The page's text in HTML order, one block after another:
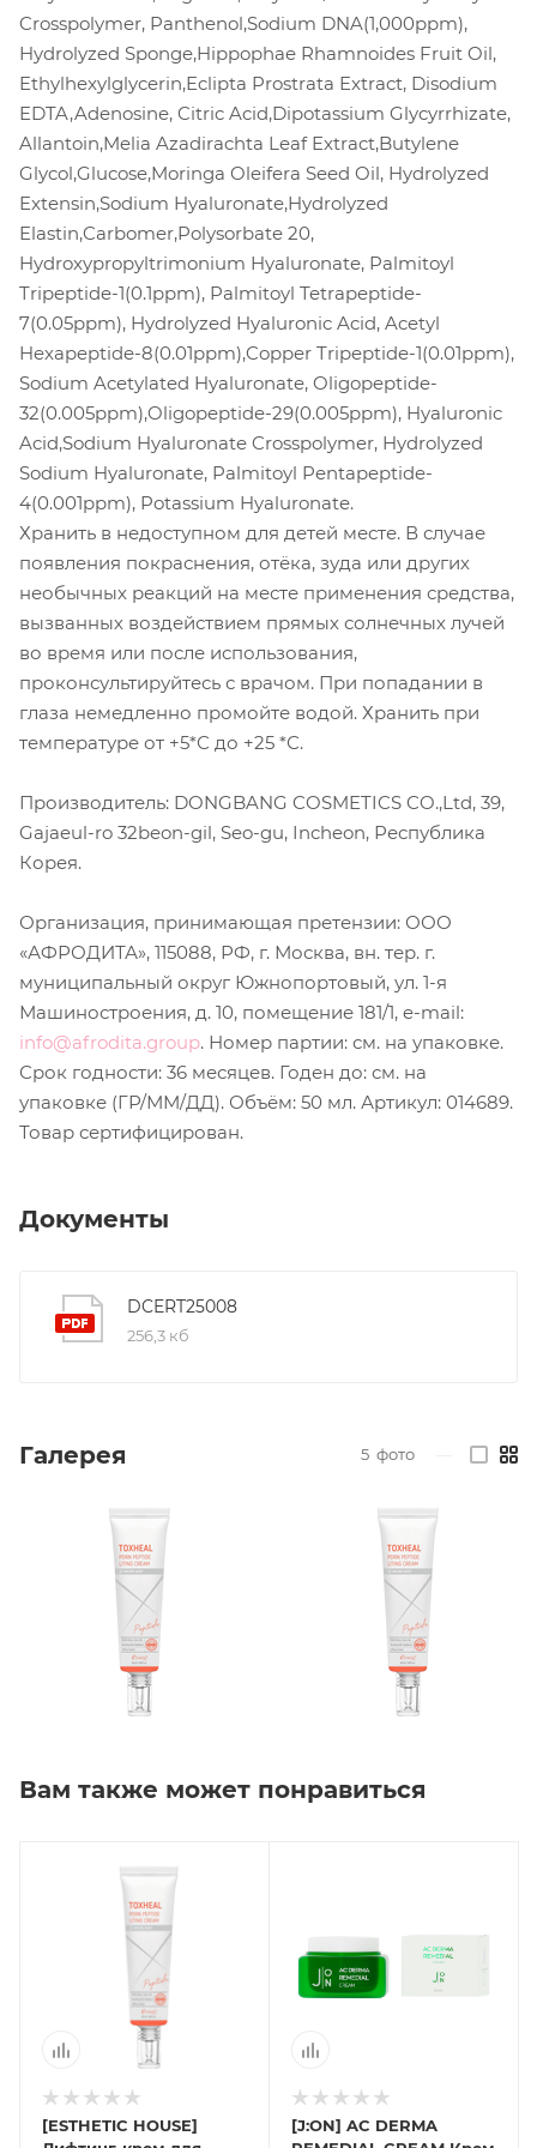
Crosspolymer, Panthenol,Sodium DNA(1,000ppm),
Hydrolyzed Sponge,Hippophae Rhamnoides Fruit Oil,
Ethylhexylglycerin,Eclipta Prostrata Extract, Disodium
EDTA,Adenosine, Citric Acid,Dipotassium Glycyrrhizate,
Allantoin,Melia Azadirachta Leaf Extract,Butylene
Glycol,Glucose,Moringa Oleifera Seed Oil, Hydrolyzed
Extensin,Sodium Hyaluronate,Hydrolyzed
Elastin,Carbomer,Polysorbate 20,
Hydroxypropyltrimonium Hyaluronate, Palmitoyl
Tripeptide-1(0.1ppm), Palmitoyl Tetrapeptide-
7(0.05ppm), Hydrolyzed Hyaluronic Acid, Acetyl
Hexapeptide-8(0.01ppm),Copper Tripeptide-1(0.01ppm),
Sodium Acetylated Hyaluronate, Oligopeptide-
32(0.005ppm),Oligopeptide-29(0.005ppm), Hyaluronic
Acid,Sodium Hyaluronate Crosspolymer, Hydrolyzed
Sodium Hyaluronate, Palmitoyl Pentapeptide-
4(0.001ppm), Potassium Hyaluronate.
Хранить в недоступном для детей месте. В случае
появления покраснения, отёка, зуда или других
необычных реакций на месте применения средства,
вызванных воздействием прямых солнечных лучей
во время или после использования,
проконсультируйтесь с врачом. При попадании в
глаза немедленно промойте водой. Хранить при
температуре от +5*С до +25 *С.
Производитель: DONGBANG COSMETICS CO.,Ltd, 39,
Gajaeul-ro 32beon-gil, Seo-gu, Incheon, Республика
Корея.
Организация, принимающая претензии: ООО
«АФРОДИТА», 115088, РФ, г. Москва, вн. тер. г.
муниципальный округ Южнопортовый, ул. 1-я
Машиностроения, д. 10, помещение 181/1, e-mail:
info@afrodita.group. Номер партии: см. на упаковке.
Срок годности: 36 месяцев. Годен до: см. на
упаковке (ГР/ММ/ДД). Объём: 50 мл. Артикул: 014689.
Товар сертифицирован.
Документы
DCERT25008
256,3 кб
Галерея 5 фото
Вам также может понравиться
[ESTHETIC HOUSE]
[J:ON] AC DERMA